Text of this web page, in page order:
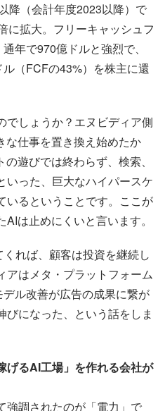
降（会計年度2023以降）で
に拡大。フリーキャッシュフ
年で970億ドルと強烈で、
（FCFの43%）を株主に還
でしょうか？エヌビディア側
な仕事を置き換え始めたか
遊びでは終わらず、検索、
いった、巨大なハイパースケ
いるということです。ここが
は止めにくいと言います。
れば、顧客は投資を継続し
アはメタ・プラットフォーム
ル改善が広告の成果に繋が
びになった、という話をしま
げるAI工場」を作れる会社が
強調されたのが「電力」で